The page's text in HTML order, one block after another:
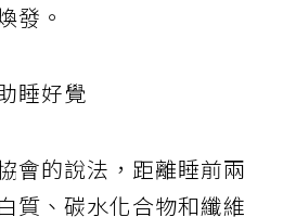
發。
睡好覺
會的說法，距離睡前兩
質、碳水化合物和纖維